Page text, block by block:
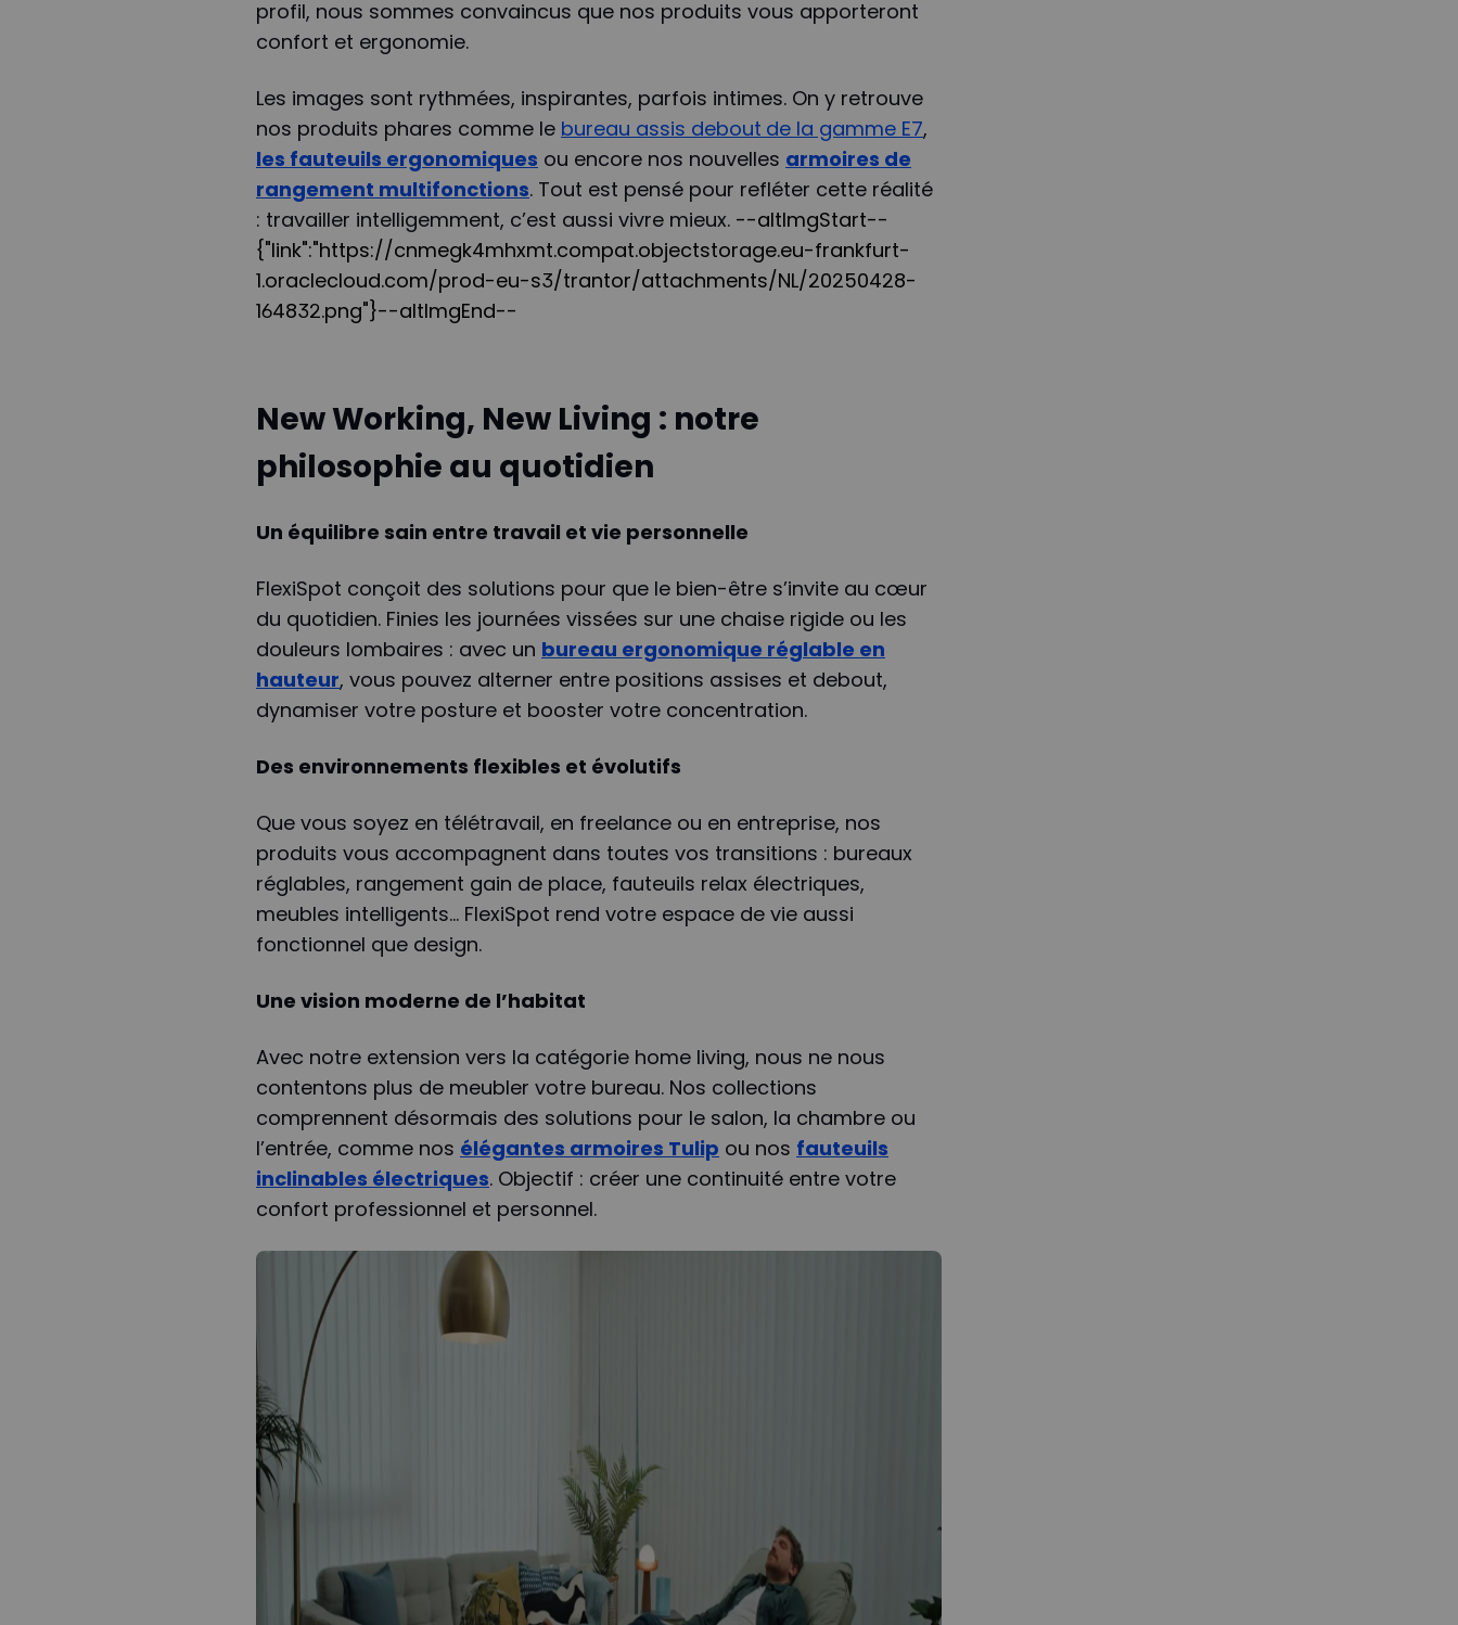
profil, nous sommes convaincus que nos produits vous apporteront
confort et ergonomie.
Les images sont rythmées, inspirantes, parfois intimes. On y retrouve
nos produits phares comme le bureau assis debout de la gamme E7,
les fauteuils ergonomiques ou encore nos nouvelles armoires de
rangement multifonctions. Tout est pensé pour refléter cette réalité
: travailler intelligemment, c’est aussi vivre mieux. --altImgStart--
{"link":"https://cnmegk4mhxmt.compat.objectstorage.eu-frankfurt-
1.oraclecloud.com/prod-eu-s3/trantor/attachments/NL/20250428-
164832.png"}--altImgEnd--
New Working, New Living : notre
philosophie au quotidien
Un équilibre sain entre travail et vie personnelle
FlexiSpot conçoit des solutions pour que le bien-être s’invite au cœur
du quotidien. Finies les journées vissées sur une chaise rigide ou les
douleurs lombaires : avec un bureau ergonomique réglable en
hauteur, vous pouvez alterner entre positions assises et debout,
dynamiser votre posture et booster votre concentration.
Des environnements flexibles et évolutifs
Que vous soyez en télétravail, en freelance ou en entreprise, nos
produits vous accompagnent dans toutes vos transitions : bureaux
réglables, rangement gain de place, fauteuils relax électriques,
meubles intelligents… FlexiSpot rend votre espace de vie aussi
fonctionnel que design.
Une vision moderne de l’habitat
Avec notre extension vers la catégorie home living, nous ne nous
contentons plus de meubler votre bureau. Nos collections
comprennent désormais des solutions pour le salon, la chambre ou
l’entrée, comme nos élégantes armoires Tulip ou nos fauteuils
inclinables électriques. Objectif : créer une continuité entre votre
confort professionnel et personnel.